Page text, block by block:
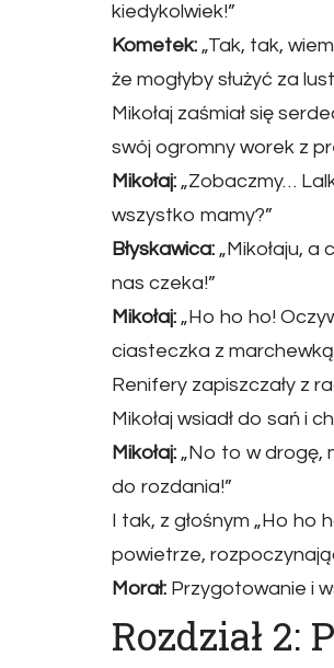
kiedykolwiek!”
Kometek: „Tak, tak,
że mogłyby służyć za
Mikołaj zaśmiał się
swój ogromny worek z
Mikołaj: „Zobaczmy…
wszystko mamy?”
Błyskawica: „Mikołaju,
nas czeka!”
Mikołaj: „Ho ho ho!
ciasteczka z
Renifery zapiszczały z
Mikołaj wsiadł do sań i
Mikołaj: „No to w drogę,
do rozdania!”
I tak, z głośnym „Ho ho
powietrze,
Morał: Przygotowanie i
Rozdział 2: